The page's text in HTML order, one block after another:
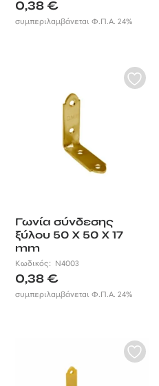
0,38€
συμπεριλαμβάνεται Φ.Π.Α. 24%
Γωνία σύνδεσης
ξύλου 50 X 50 X 17
mm
Κωδικός: N4003
0,38€
συμπεριλαμβάνεται Φ.Π.Α. 24%